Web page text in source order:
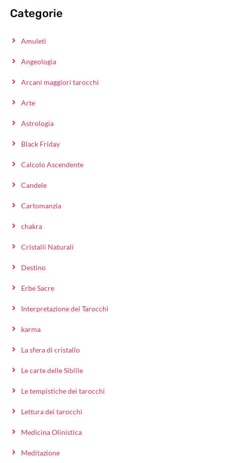
Categorie
Amuleti
Angeologia
Arcani maggiori tarocchi
Arte
Astrologia
Black Friday
Calcolo Ascendente
Candele
Cartomanzia
chakra
Cristalli Naturali
Destino
Erbe Sacre
Interpretazione dei Tarocchi
karma
La sfera di cristallo
Le carte delle Sibille
Le tempistiche dei tarocchi
Lettura dei tarocchi
Medicina Olinistica
Meditazione